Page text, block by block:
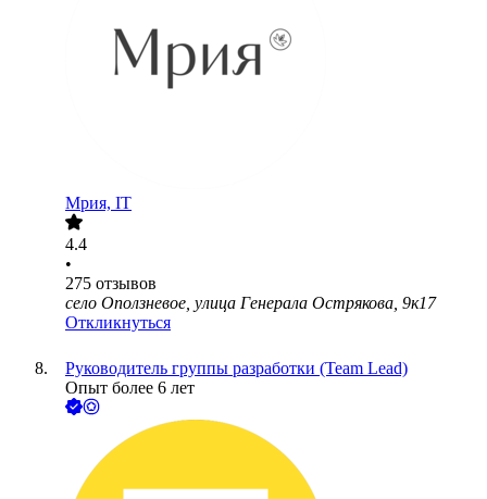
Мрия, IT
4.4
•
275 отзывов
село Оползневое, улица Генерала Острякова, 9к17
Откликнуться
Руководитель группы разработки (Team Lead)
Опыт более 6 лет